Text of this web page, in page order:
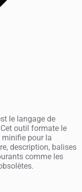
le langage de
outil formate le
minifie pour la
description, balises
comme les